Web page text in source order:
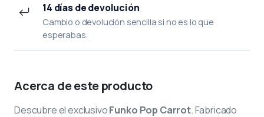
14 días de devolución
Cambio o devolución sencilla si no es lo que
esperabas.
Acerca de este producto
Descubre el exclusivoFunko Pop Carrot. Fabricado